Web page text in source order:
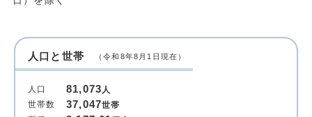
人口と世帯 （令和8年8月1日現在）
人口 81,073人
世帯数
37,047世帯